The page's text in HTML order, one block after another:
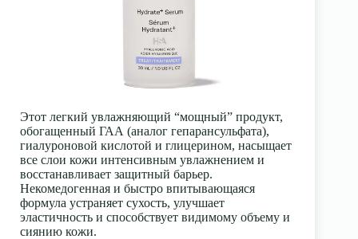
Этот легкий увлажняющий “мощный” продукт,
обогащенный ГАА (аналог гепарансульфата),
гиалуроновой кислотой и глицерином, насыщает
все слои кожи интенсивным увлажнением и
восстанавливает защитный барьер.
Некомедогенная и быстро впитывающаяся
формула устраняет сухость, улучшает
эластичность и способствует видимому объему и
сиянию кожи.